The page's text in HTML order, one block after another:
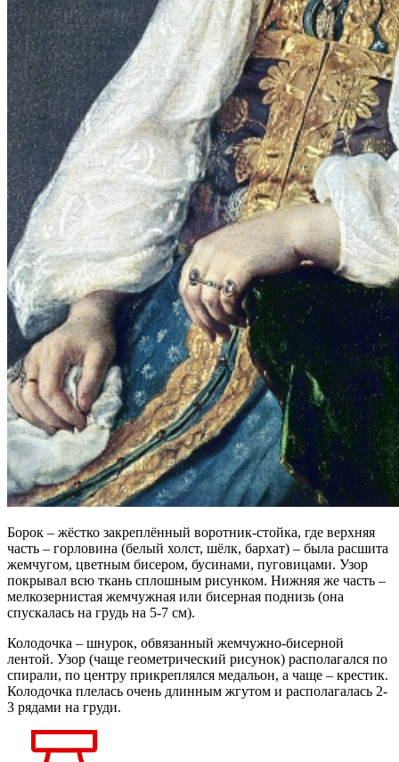
Борок – жёстко закреплённый воротник-стойка, где верхняя
часть – горловина (белый холст, шёлк, бархат) – была расшита
жемчугом, цветным бисером, бусинами, пуговицами. Узор
покрывал всю ткань сплошным рисунком. Нижняя же часть –
мелкозернистая жемчужная или бисерная поднизь (она
спускалась на грудь на 5-7 см).
Колодочка – шнурок, обвязанный жемчужно-бисерной
лентой. Узор (чаще геометрический рисунок) располагался по
спирали, по центру прикреплялся медальон, а чаще – крестик.
Колодочка плелась очень длинным жгутом и располагалась 2-
3 рядами на груди.